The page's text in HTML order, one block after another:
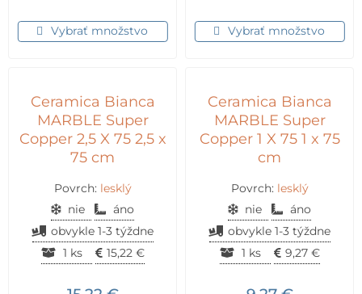
Vybrať množstvo Vybrať množstvo
Ceramica Bianca
MARBLE Super
Copper 2,5 X 75 2,5 x
75 cm
Povrch: lesklý
nie
áno
obvykle 1-3 týždne
1 ks
15,22 €
Ceramica Bianca
MARBLE Super
Copper 1 X 75 1 x 75
cm
Povrch: lesklý
nie
áno
obvykle 1-3 týždne
1 ks
9,27 €